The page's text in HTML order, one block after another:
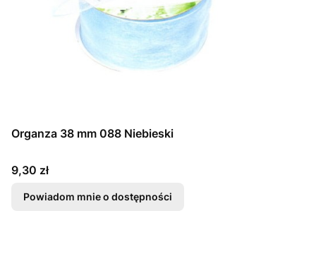
Organza 38 mm 088 Niebieski
Cena
9,30 zł
Powiadom mnie o dostępności